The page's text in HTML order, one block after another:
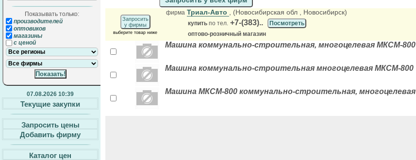
Показывать только:
производителей
оптовиков
магазины
с ценой
07.08.2026 10:39
Текущие закупки
Запросить цены
Добавить фирму
Каталог цен
Запросить
у фирмы
выберите товар ниже
фирма Триал-Авто , (Новосибирская обл , Новосибирск)
купить по тел. +7-(383)..
Посмотреть
оптово-розничный магазин
Машина коммунально-строительная, многоцелевая МКСМ-800
Машина коммунально-строительная многоцелевая МКСМ-800
Машина МКСМ-800 коммунально-строительная, многоцелевая